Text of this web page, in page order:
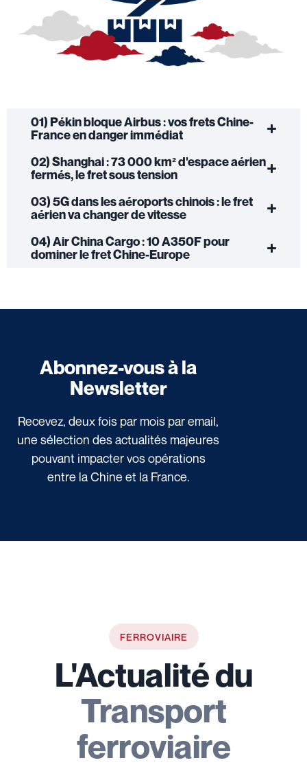
01) Pékin bloque Airbus : vos frets Chine-
France en danger immédiat
02) Shanghai : 73 000 km² d'espace aérien
fermés, le fret sous tension
03) 5G dans les aéroports chinois : le fret
aérien va changer de vitesse
04) Air China Cargo : 10 A350F pour
dominer le fret Chine-Europe
Abonnez-vous à la
Newsletter
Recevez, deux fois par mois par email,
une sélection des actualités majeures
pouvant impacter vos opérations
entre la Chine et la France.
FERROVIAIRE
L'Actualité du
Transport
ferroviaire